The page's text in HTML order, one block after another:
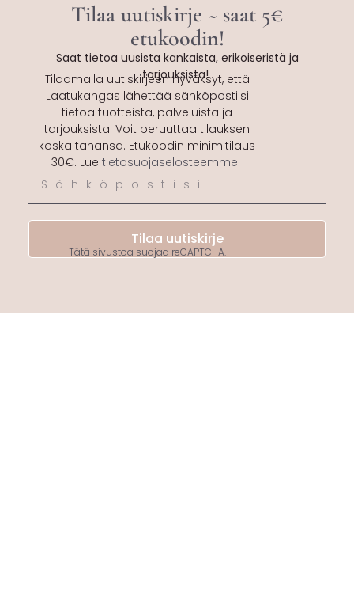
Tilaa uutiskirje ~ saat 5€
etukoodin!
Saat tietoa uusista kankaista, erikoiseristä ja
tarjouksista!
Tilaamalla uutiskirjeen hyväksyt, että
Laatukangas lähettää sähköpostiisi
tietoa tuotteista, palveluista ja
tarjouksista. Voit peruuttaa tilauksen
koska tahansa. Etukoodin minimitilaus
30€. Lue tietosuojaselosteemme.
Tilaa uutiskirje
Tätä sivustoa suojaa reCAPTCHA.